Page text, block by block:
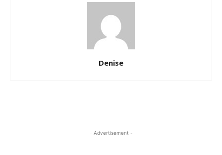
Denise
- Advertisement -